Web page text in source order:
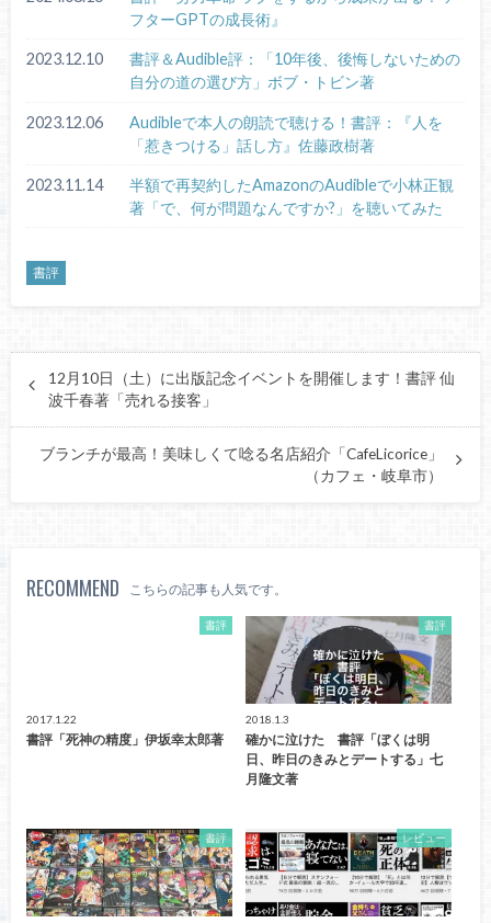
フターGPTの成長術』
2023.12.10
書評＆Audible評：「10年後、後悔しないための
自分の道の選び方」ボブ・トビン著
2023.12.06
Audibleで本人の朗読で聴ける！書評：『人を
「惹きつける」話し方』佐藤政樹著
2023.11.14
半額で再契約したAmazonのAudibleで小林正観
著「で、何が問題なんですか?」を聴いてみた
書評
12月10日（土）に出版記念イベントを開催します！書評 仙
波千春著「売れる接客」
ブランチが最高！美味しくて唸る名店紹介「CafeLicorice」
（カフェ・岐阜市）
RECOMMEND こちらの記事も人気です。
書評
2017.1.22
書評「死神の精度」伊坂幸太郎著
書評
2018.1.3
確かに泣けた 書評「ぼくは明
日、昨日のきみとデートする」七
月隆文著
書評 レビュー